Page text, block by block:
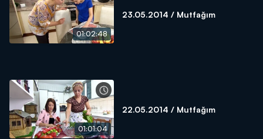
01:02:48
23.05.2014 / Mutfağım
01:01:04
22.05.2014 / Mutfağım